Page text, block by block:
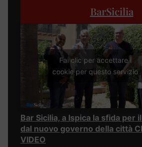
BarSicilia
Fai clic per accettare i
cookie per questo servizio
Bar Sicilia, a Ispica la sfida per
dal nuovo governo della città
VIDEO